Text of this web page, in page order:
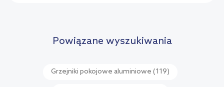
Powiązane wyszukiwania
Grzejniki pokojowe aluminiowe (119)